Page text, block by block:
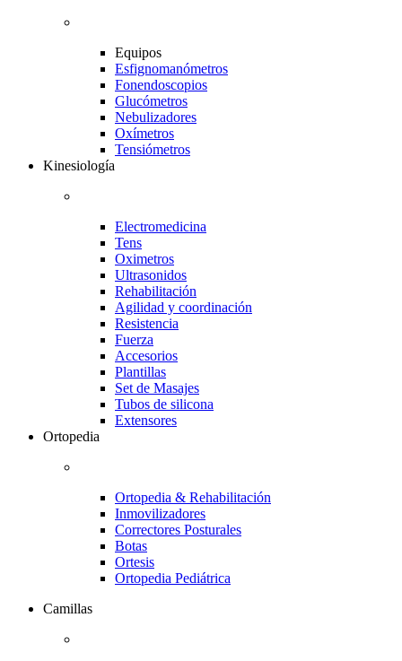
Equipos
Esfignomanómetros
Fonendoscopios
Glucómetros
Nebulizadores
Oxímetros
Tensiómetros
Kinesiología
Electromedicina
Tens
Oximetros
Ultrasonidos
Rehabilitación
Agilidad y coordinación
Resistencia
Fuerza
Accesorios
Plantillas
Set de Masajes
Tubos de silicona
Extensores
Ortopedia
Ortopedia & Rehabilitación
Inmovilizadores
Correctores Posturales
Botas
Ortesis
Ortopedia Pediátrica
Camillas